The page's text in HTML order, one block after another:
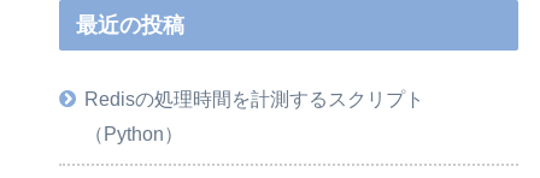
最近の投稿
Redisの処理時間を計測するスクリプト
（Python）